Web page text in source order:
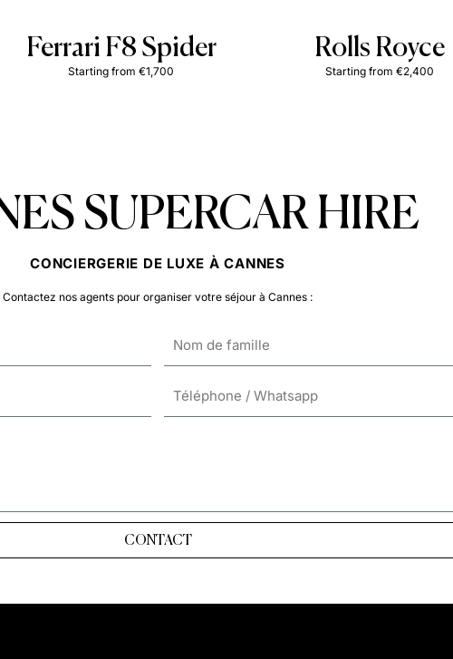
Ferrari F8 Spider
Starting from €1,700
Rolls Royce
Starting from €2,400
SUPERCAR HIRE
CONCIERGERIE DE LUXE À CANNES
Contactez nos agents pour organiser votre séjour à Cannes :
CONTACT